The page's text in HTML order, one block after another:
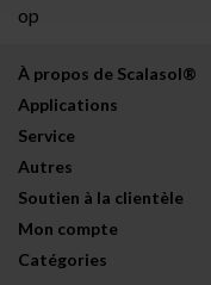
op
À propos de Scalasol®
Applications
Service
Autres
Soutien à la clientèle
Mon compte
Catégories